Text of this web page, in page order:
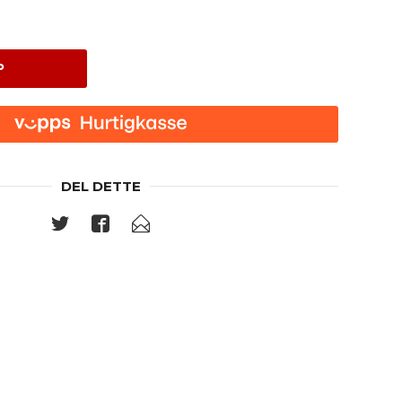
DEL DETTE